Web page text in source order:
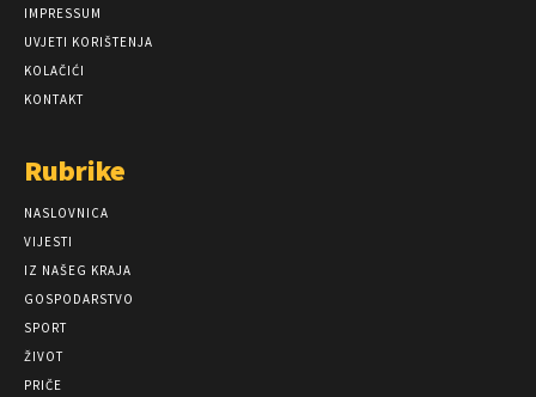
IMPRESSUM
UVJETI KORIŠTENJA
KOLAČIĆI
KONTAKT
Rubrike
NASLOVNICA
VIJESTI
IZ NAŠEG KRAJA
GOSPODARSTVO
SPORT
ŽIVOT
PRIČE